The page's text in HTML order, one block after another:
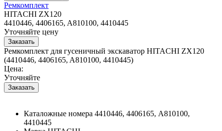
Ремкомплект
HITACHI ZX120
4410446, 4406165, A810100, 4410445
Уточняйте цену
Ремкомплект для гусеничный экскаватор HITACHI ZX120
(4410446, 4406165, A810100, 4410445)
Цена:
Уточняйте
Каталожные номера 4410446, 4406165, A810100,
4410445